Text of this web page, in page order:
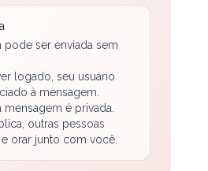
pode ser enviada sem
logado, seu usuário
à mensagem.
mensagem é privada.
outras pessoas
orar junto com você.